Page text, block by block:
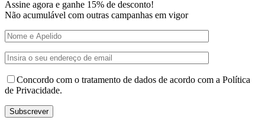
Assine agora e ganhe 15% de desconto!
Não acumulável com outras campanhas em vigor
Concordo com o tratamento de dados de acordo com a Política
de Privacidade.